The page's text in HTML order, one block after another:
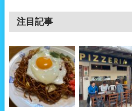
注目記事